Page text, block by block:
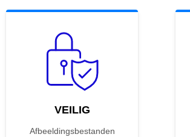
VEILIG
Afbeeldingsbestanden